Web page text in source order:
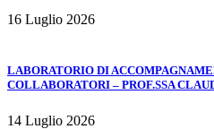
16 Luglio 2026
LABORATORIO DI
COLLABORATORI – PROF.SSA
14 Luglio 2026